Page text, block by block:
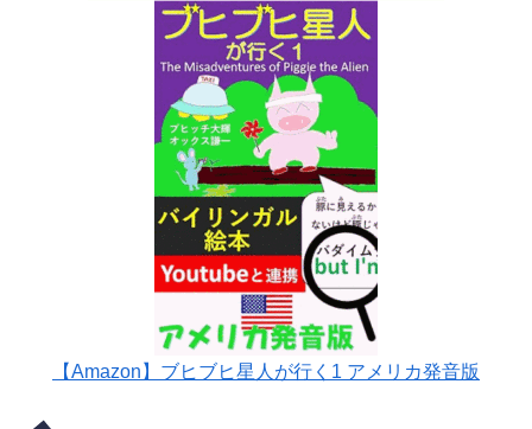
【Amazon】ブヒブヒ星人が行く1 アメリカ発音版